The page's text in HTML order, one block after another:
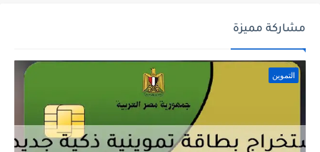
مشاركة مميزة
التموين